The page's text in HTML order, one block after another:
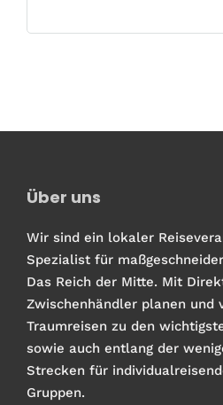
Über uns
Wir sind ein lokaler
Spezialist für
Das Reich der Mitte. Mit
Zwischenhändler planen und
Traumreisen zu den
sowie auch entlang der
Strecken für
Gruppen.